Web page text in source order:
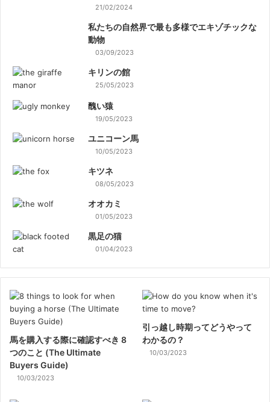
21/02/2024
私たちの自然界で最も多様でエキゾチックな
動物
03/09/2023
キリンの館
25/05/2023
醜い猿
19/05/2023
ユニコーン馬
10/05/2023
キツネ
08/05/2023
オオカミ
01/05/2023
黒足の猫
01/04/2023
馬を購入する際に確認すべき 8
つのこと (The Ultimate
Buyers Guide)
10/03/2023
引っ越し時期ってどうやって
わかるの？
10/03/2023